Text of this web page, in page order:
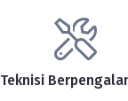
Teknisi